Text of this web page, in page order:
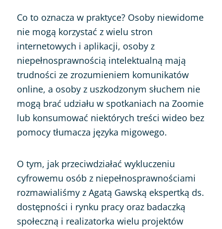
Co to oznacza w praktyce? Osoby niewidome
nie mogą korzystać z wielu stron
internetowych i aplikacji, osoby z
niepełnosprawnością intelektualną mają
trudności ze zrozumieniem komunikatów
online, a osoby z uszkodzonym słuchem nie
mogą brać udziału w spotkaniach na Zoomie
lub konsumować niektórych treści wideo bez
pomocy tłumacza języka migowego.
O tym, jak przeciwdziałać wykluczeniu
cyfrowemu osób z niepełnosprawnościami
rozmawialiśmy z Agatą Gawską ekspertką ds.
dostępności i rynku pracy oraz badaczką
społeczną i realizatorka wielu projektów